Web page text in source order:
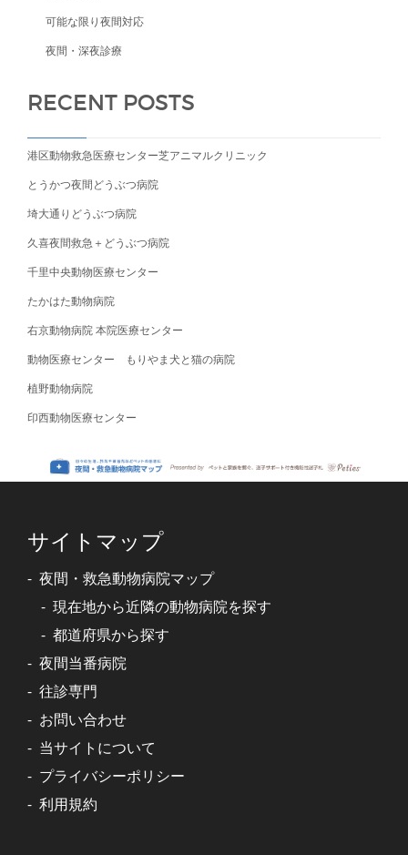
可能な限り夜間対応
夜間・深夜診療
RECENT POSTS
港区動物救急医療センター芝アニマルクリニック
とうかつ夜間どうぶつ病院
埼大通りどうぶつ病院
久喜夜間救急＋どうぶつ病院
千里中央動物医療センター
たかはた動物病院
右京動物病院 本院医療センター
動物医療センター もりやま犬と猫の病院
植野動物病院
印西動物医療センター
サイトマップ
夜間・救急動物病院マップ
現在地から近隣の動物病院を探す
都道府県から探す
夜間当番病院
往診専門
お問い合わせ
当サイトについて
プライバシーポリシー
利用規約